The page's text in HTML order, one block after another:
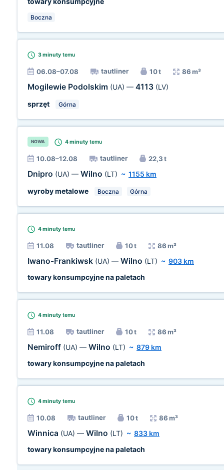
Boczna
3 minuty temu
06.08–07.08 tautliner 10 t 86 m³
Mogilewie Podolskim (UA) — 4113 (LV)
sprzęt
Górna
NOWA 4 minuty temu
10.08–12.08 tautliner 22,3 t
Dnipro (UA) — Wilno (LT) ~ 1155 km
wyroby metalowe
Boczna Górna
4 minuty temu
11.08 tautliner 10 t 86 m³
Iwano-Frankiwsk (UA) — Wilno (LT) ~ 903 km
towary konsumpcyjne na paletach
4 minuty temu
11.08 tautliner 10 t 86 m³
Nemiroff (UA) — Wilno (LT) ~ 879 km
towary konsumpcyjne na paletach
4 minuty temu
10.08 tautliner 10 t 86 m³
Winnica (UA) — Wilno (LT) ~ 833 km
towary konsumpcyjne na paletach